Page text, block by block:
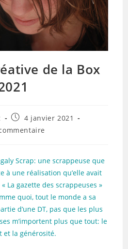
de la Box
Publication
publiée :
4 janvier 2021
:
Scrap: une scrappeuse que
à une réalisation qu’elle avait
La gazette des scrappeuses »
quoi, tout le monde a sa
d’une DT, pas que les plus
m’importent plus que tout: le
et la générosité.